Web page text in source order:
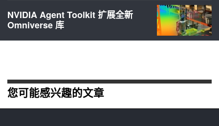
NVIDIA Agent Toolkit 扩展全新
Omniverse 库
您可能感兴趣的文章